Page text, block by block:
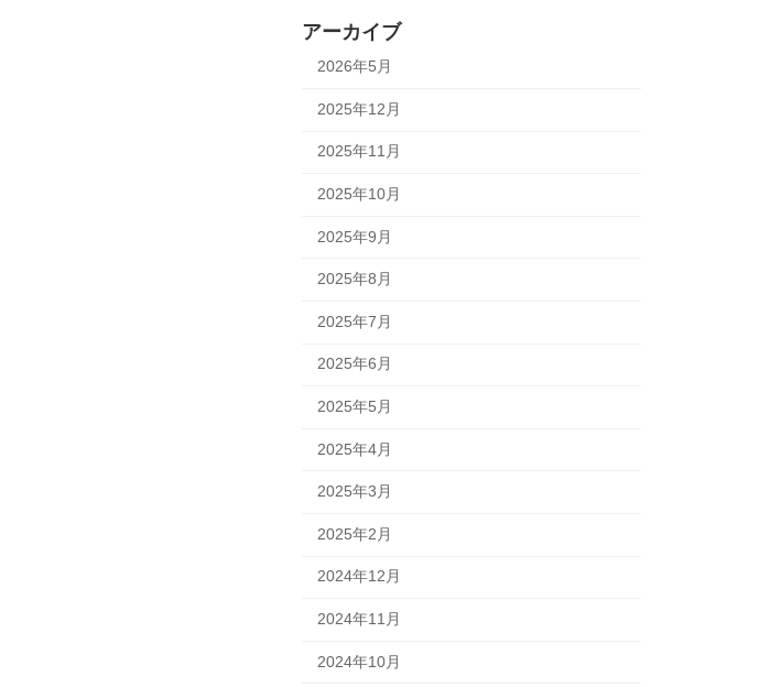
アーカイブ
2026年5月
2025年12月
2025年11月
2025年10月
2025年9月
2025年8月
2025年7月
2025年6月
2025年5月
2025年4月
2025年3月
2025年2月
2024年12月
2024年11月
2024年10月